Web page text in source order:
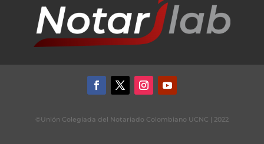
©Unión Colegiada del Notariado Colombiano UCNC | 2022